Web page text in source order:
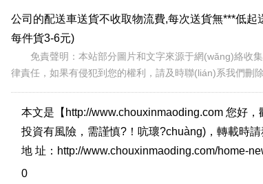
公司的配送車送貨不收取物流費,每次送貨無***低起
每件貨3-6元)
免責聲明：本站部分圖片和文字來源于網(wǎng)絡收集整
律責任，如果有侵犯到您的權利，請及時聯(lián)系我們刪除
本文是【http://www.chouxinmaoding.com 您好
投資有風險，需謹慎?！吭瓌?chuàng)，轉
地 址：http://www.chouxinmaoding.com/home-
0